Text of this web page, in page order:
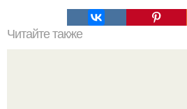
Читайте также